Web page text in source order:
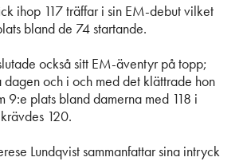
ihop 117 träffar i sin EM-debut vilket
bland de 74 startande.
också sitt EM-äventyr på topp;
dagen och i och med det klättrade hon
9:e plats bland damerna med 118 i
120.
Lundqvist sammanfattar sina intryck